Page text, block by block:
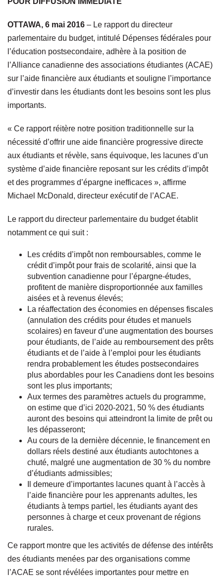
OTTAWA, 6 mai 2016 – Le rapport du directeur
parlementaire du budget, intitulé Dépenses fédérales pour
l’éducation postsecondaire, adhère à la position de
l’Alliance canadienne des associations étudiantes (ACAE)
sur l’aide financière aux étudiants et souligne l’importance
d’investir dans les étudiants dont les besoins sont les plus
importants.
« Ce rapport réitère notre position traditionnelle sur la
nécessité d’offrir une aide financière progressive directe
aux étudiants et révèle, sans équivoque, les lacunes d’un
système d’aide financière reposant sur les crédits d’impôt
et des programmes d’épargne inefficaces », affirme
Michael McDonald, directeur exécutif de l’ACAE.
Le rapport du directeur parlementaire du budget établit
notamment ce qui suit :
Les crédits d’impôt non remboursables, comme le
crédit d’impôt pour frais de scolarité, ainsi que la
subvention canadienne pour l’épargne‑études,
profitent de manière disproportionnée aux familles
aisées et à revenus élevés;
La réaffectation des économies en dépenses fiscales
(annulation des crédits pour études et manuels
scolaires) en faveur d’une augmentation des bourses
pour étudiants, de l’aide au remboursement des prêts
étudiants et de l’aide à l’emploi pour les étudiants
rendra probablement les études postsecondaires
plus abordables pour les Canadiens dont les besoins
sont les plus importants;
Aux termes des paramètres actuels du programme,
on estime que d’ici 2020-2021, 50 % des étudiants
auront des besoins qui atteindront la limite de prêt ou
les dépasseront;
Au cours de la dernière décennie, le financement en
dollars réels destiné aux étudiants autochtones a
chuté, malgré une augmentation de 30 % du nombre
d’étudiants admissibles;
Il demeure d’importantes lacunes quant à l’accès à
l’aide financière pour les apprenants adultes, les
étudiants à temps partiel, les étudiants ayant des
personnes à charge et ceux provenant de régions
rurales.
Ce rapport montre que les activités de défense des intérêts
des étudiants menées par des organisations comme
l’ACAE se sont révélées importantes pour mettre en